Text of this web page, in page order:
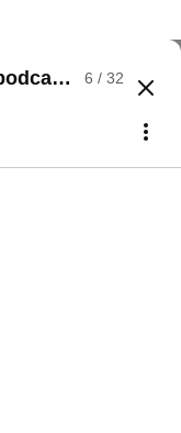
4 months ago
more
der Uni
6 / 32